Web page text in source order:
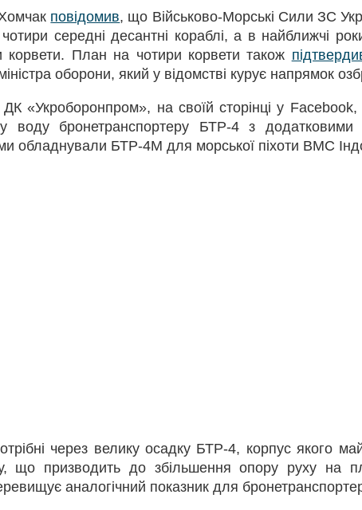
повідомив, що Військово-Морські Сили ЗС
середні десантні кораблі, а в найближчі
корвети. План на чотири корвети також
оборони, який у відомстві курує напрямок
«Укроборонпром», на своїй сторінці у
воду бронетранспортеру БТР-4 з додатковими
обладнували БТР-4М для морської піхоти ВМС
через велику осадку БТР-4, корпус якого
що призводить до збільшення опору руху на
аналогічний показник для